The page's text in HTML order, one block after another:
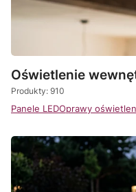
Oświetlenie
Produkty: 910
Panele LEDOprawy